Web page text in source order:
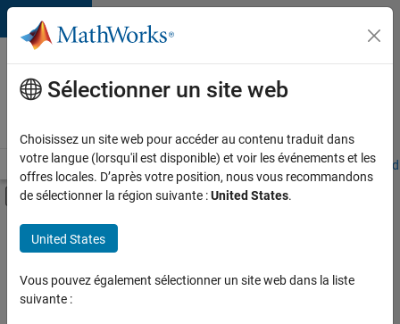
Passer au contenu
Votre
carrière
chez
Accueil Explorer nos opportunités Adresses de nos bureaux
Activer/désactiver l'affichage du menu
Contenu principal
FILTRER PAR
Programme destiné aux nouvelles carrières (EDG)
Développement de produits
Ingénierie de la qualité
Sélectionner un site web
Choisissez un site web pour accéder au contenu traduit dans
votre langue (lorsqu'il est disponible) et voir les événements et les
offres locales. D’après votre position, nous vous recommandons
de sélectionner la région suivante :United States.
United States
Vous pouvez également sélectionner un site web dans la liste
suivante :